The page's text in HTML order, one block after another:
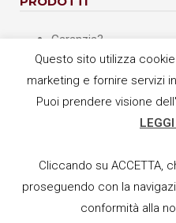
Garanzia3
Bcm
TestOK
Opera
BUSINESS COMPANY S.p.A. ©
Questo sito utilizza
marketing e fornire servizi
Puoi prendere visione
Cliccando su ACCETTA,
proseguendo con la
conformità alla